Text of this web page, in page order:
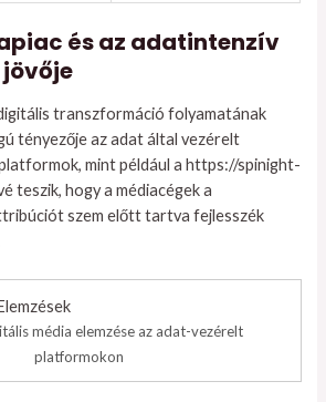
és az adatintenzív
transzformáció folyamatának
tényezője az adat által vezérelt
mint például a https://spinight-
teszik, hogy a médiacégek a
szem előtt tartva fejlesszék
média elemzése az adat-vezérelt
platformokon